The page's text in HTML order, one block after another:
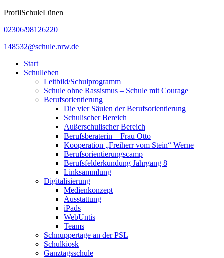
Zum
springen
ProfilSchuleLünen
02306/98126220
148532@schule.nrw.de
Start
Schulleben
Leitbild/Schulprogramm
Schule ohne Rassismus – Schule mit Courage
Berufsorientierung
Die vier Säulen der Berufsorientierung
Schulischer Bereich
Außerschulischer Bereich
Berufsberaterin – Frau Otto
Kooperation „Freiherr vom Stein“ Werne
Berufsorientierungscamp
Berufsfelderkundung Jahrgang 8
Linksammlung
Digitalisierung
Medienkonzept
Ausstattung
iPads
WebUntis
Teams
Schnuppertage an der PSL
Schulkiosk
Ganztagsschule